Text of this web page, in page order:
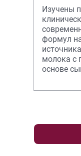
возраста
Изучены
формул
молока с
основе
здоровых